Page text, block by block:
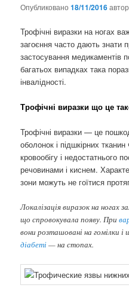
Опубликовано18/11/2016
Трофічні виразки на ногах
загоєння часто дають знати
застосування медикаментів
багатьох випадках така
інвалідності.
Трофічні виразки що це
Трофічні виразки — це
оболонок і підшкірних
кровообігу і недостатнього
речовинами і киснем.
зони можуть не гоїтися
Локалізація виразок на ногах
що спровокувала появу. При
вони розташовані на гомілки
діабеті— на стопах.